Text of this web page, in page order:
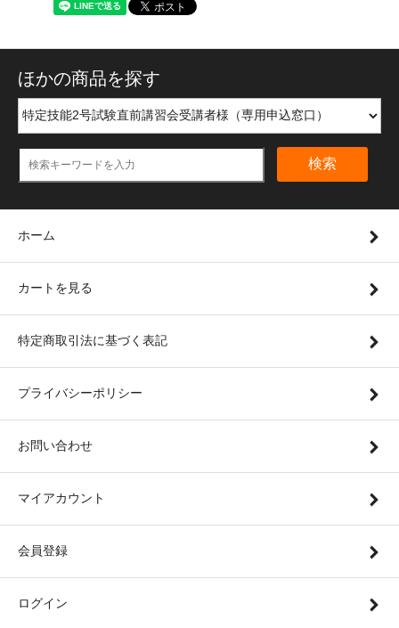
ほかの商品を探す
検索
ホーム
カートを見る
特定商取引法に基づく表記
プライバシーポリシー
お問い合わせ
マイアカウント
会員登録
ログイン